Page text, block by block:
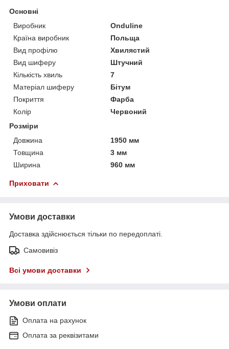
Основні
Виробник
Onduline
Країна виробник
Польща
Вид профілю
Хвилястий
Вид шиферу
Штучний
Кількість хвиль
7
Матеріал шиферу
Бітум
Покриття
Фарба
Колір
Червоний
Розміри
Довжина
1950 мм
Товщина
3 мм
Ширина
960 мм
Приховати
Умови доставки
Доставка здійснюється тільки по передоплаті.
Самовивіз
Всі умови доставки
Умови оплати
Оплата на рахунок
Оплата за реквізитами